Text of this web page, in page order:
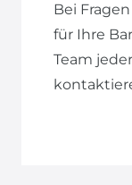
Bei
für Ihre
Team